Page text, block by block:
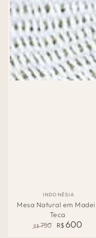
País
de
INDONÉSIA
Mesa Natural em
Teca
R$ 750 R$600